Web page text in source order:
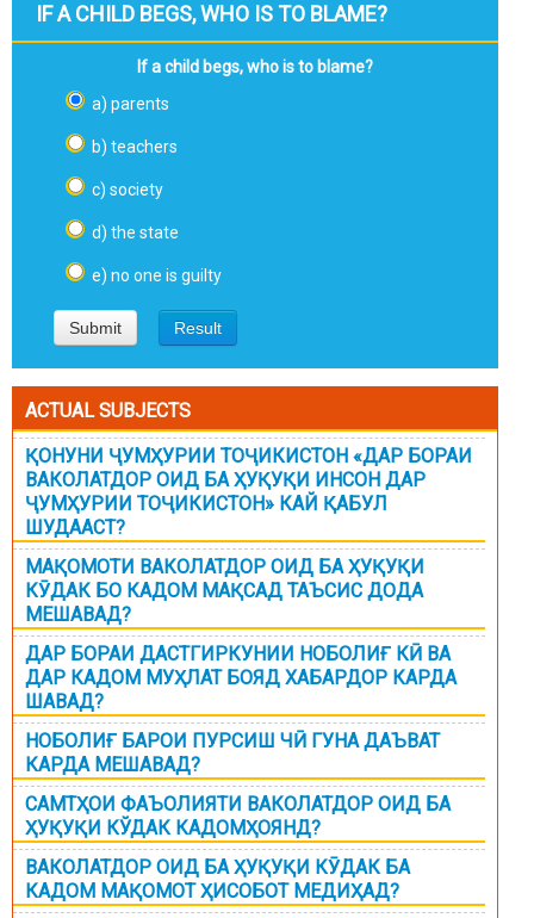
IF A CHILD BEGS, WHO IS TO BLAME?
If a child begs, who is to blame?
a) parents
b) teachers
c) society
d) the state
e) no one is guilty
ACTUAL SUBJECTS
ҚОНУНИ ҶУМҲУРИИ ТОҶИКИСТОН «ДАР БОРАИ
ВАКОЛАТДОР ОИД БА ҲУҚУҚИ ИНСОН ДАР
ҶУМҲУРИИ ТОҶИКИСТОН» КАЙ ҚАБУЛ
ШУДААСТ?
МАҚОМОТИ ВАКОЛАТДОР ОИД БА ҲУҚУҚИ
КӮДАК БО КАДОМ МАҚСАД ТАЪСИС ДОДА
МЕШАВАД?
ДАР БОРАИ ДАСТГИРКУНИИ НОБОЛИҒ КӢ ВА
ДАР КАДОМ МУҲЛАТ БОЯД ХАБАРДОР КАРДА
ШАВАД?
НОБОЛИҒ БАРОИ ПУРСИШ ЧӢ ГУНА ДАЪВАТ
КАРДА МЕШАВАД?
САМТҲОИ ФАЪОЛИЯТИ ВАКОЛАТДОР ОИД БА
ҲУҚУҚИ КЎДАК КАДОМҲОЯНД?
ВАКОЛАТДОР ОИД БА ҲУҚУҚИ КӮДАК БА
КАДОМ МАҚОМОТ ҲИСОБОТ МЕДИҲАД?